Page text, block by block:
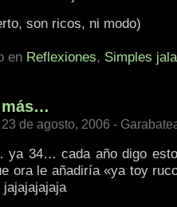
son ricos, ni modo)
en Reflexiones, Simples
más…
de agosto, 2006 -
ya 34… cada año digo
ora le añadiría «ya toy
jajajajajaja